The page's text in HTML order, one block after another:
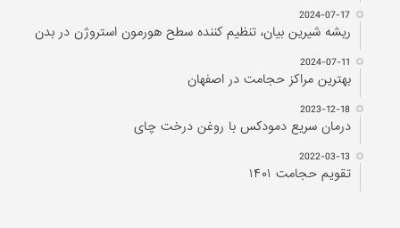
2024-07-17
ریشه شیرین بیان، تنظیم کننده سطح هورمون استروژن در بدن
2024-07-11
بهترین مراکز حجامت در اصفهان
2023-12-18
درمان سریع دمودکس با روغن درخت چای
2022-03-13
تقویم حجامت ۱۴۰۱